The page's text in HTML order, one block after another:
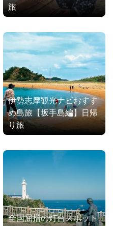
旅
伊勢志摩観光ナビおすす
め島旅【坂手島編】日帰
り旅
全国屈指の灯台スポット